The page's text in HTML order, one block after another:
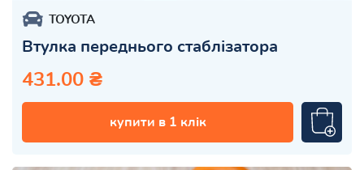
TOYOTA
Втулка переднього стаблізатора
431.00 ₴
купити в 1 клік